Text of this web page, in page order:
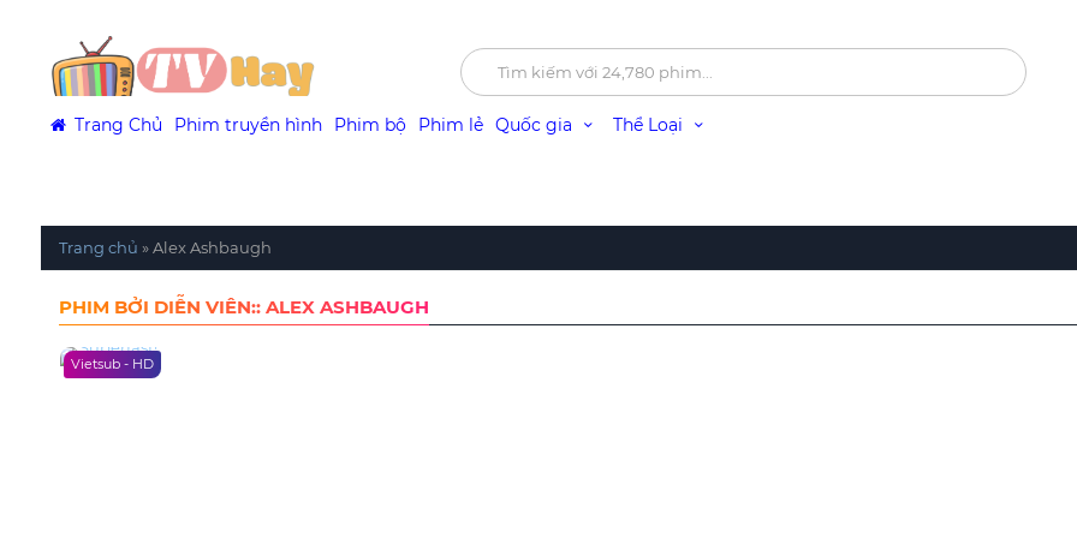
Trang Chủ Phim truyền hình Phim bộ Phim lẻ Quốc gia Thể Loại
Trang chủ »Alex Ashbaugh
PHIM BỞI DIỄN VIÊN:: ALEX ASHBAUGH
Vietsub - HD